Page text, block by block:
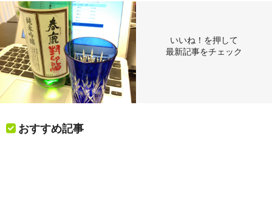
いいね！を押して
最新記事をチェック
おすすめ記事